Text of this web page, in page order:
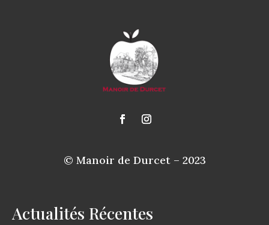
© Manoir de Durcet – 2023
Actualités Récentes